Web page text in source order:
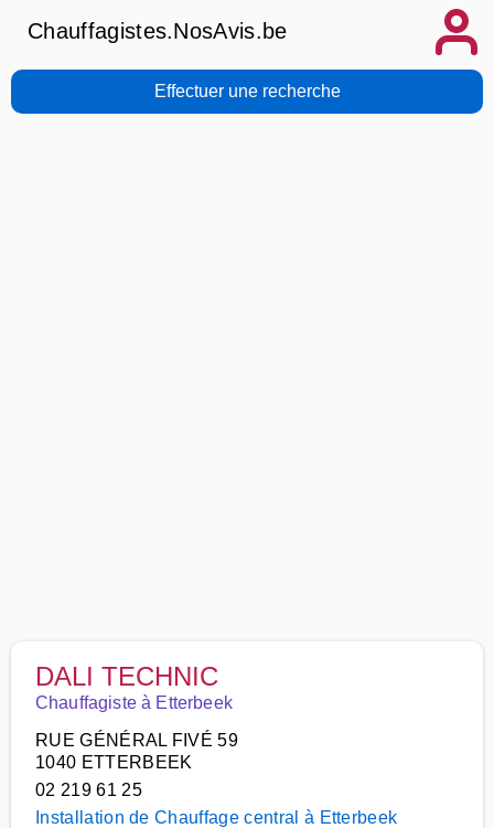
Chauffagistes.NosAvis.be
Effectuer une recherche
DALI TECHNIC
Chauffagiste à Etterbeek
RUE GÉNÉRAL FIVÉ 59
1040 ETTERBEEK
02 219 61 25
Installation de Chauffage central à Etterbeek